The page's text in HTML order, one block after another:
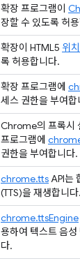
확장 프로그램이
장할 수 있도록 허
확장이 HTML5 위
록 허용합니다.
확장 프로그램에
세스 권한을 부여합
Chrome의 프록시
프로그램에
권한을 부여합니다.
chrome.ttsAPI는
(TTS)을 재생합니다.
chrome.ttsEngine
용하여 텍스트 음성
다.